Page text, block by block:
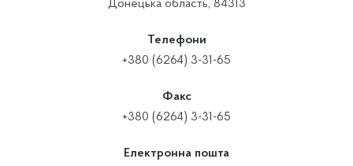
Донецька область, 84313
Телефони
+380 (6264) 3-31-65
Факс
+380 (6264) 3-31-65
Електронна пошта